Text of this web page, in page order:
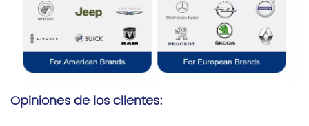
Opiniones de los clientes: